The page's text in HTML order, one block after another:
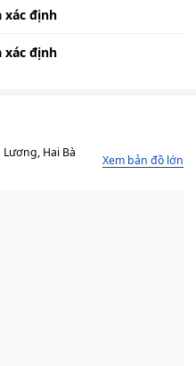
xác định
xác định
Hai Bà
Xem bản đồ lớn